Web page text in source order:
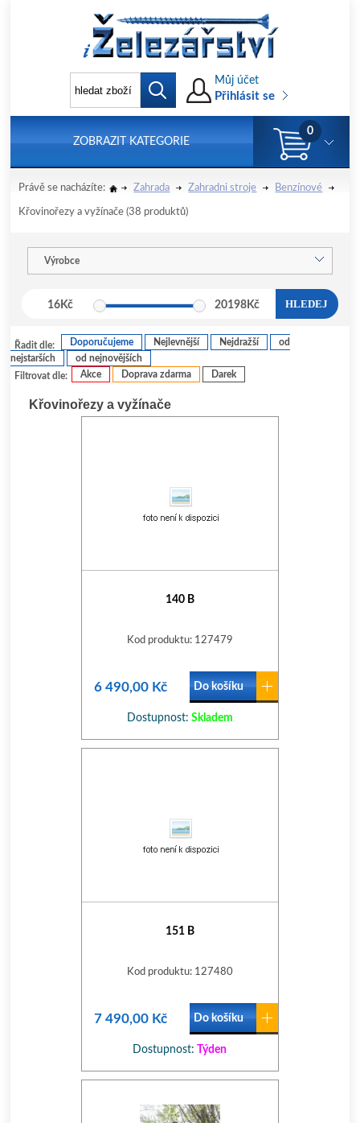
Můj účet
Přihlásit se
ZOBRAZIT KATEGORIE
0
Právě se nacházíte: Zahrada Zahradni stroje Benzínové
Křovinořezy a vyžínače (38 produktů)
Výrobce
16Kč 20198 Kč HLEDEJ
Filtrovat dle: Akce Doprava zdarma Darek
Řadit dle: Doporučujeme Nejlevnější Nejdražší
od
nejstarších
od nejnovějších
Křovinořezy a vyžínače
140 B
Kod produktu: 127479
6 490,00 Kč Do košíku
Dostupnost: Skladem
151 B
Kod produktu: 127480
7 490,00 Kč Do košíku
Dostupnost: Týden